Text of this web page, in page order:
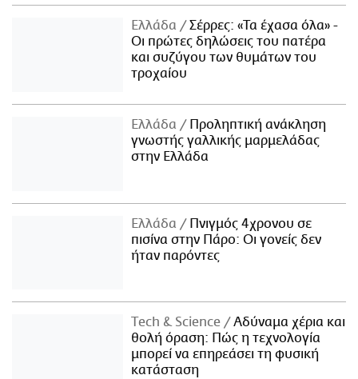
Ελλάδα
Σέρρες: «Τα έχασα όλα» -
Οι πρώτες δηλώσεις του πατέρα
και συζύγου των θυμάτων του
τροχαίου
Ελλάδα
Προληπτική ανάκληση
γνωστής γαλλικής μαρμελάδας
στην Ελλάδα
Ελλάδα
Πνιγμός 4χρονου σε
πισίνα στην Πάρο: Οι γονείς δεν
ήταν παρόντες
Τech & Science
Αδύναμα χέρια και
θολή όραση: Πώς η τεχνολογία
μπορεί να επηρεάσει τη φυσική
κατάσταση